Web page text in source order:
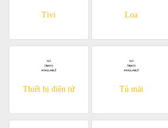
Tivi Loa
Thiết bị điện tử Tủ mát